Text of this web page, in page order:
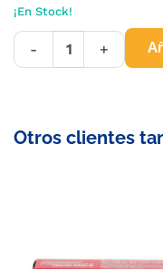
¡En Stock!
- +
Otros clientes